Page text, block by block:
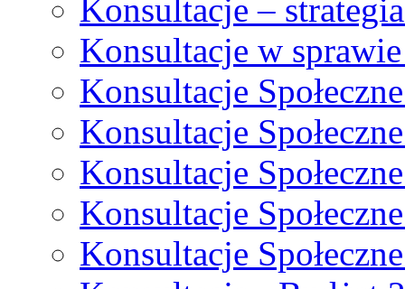
Konsultacje –
Konsultacje w
Konsultacje
Konsultacje
Konsultacje
Konsultacje
Konsultacje